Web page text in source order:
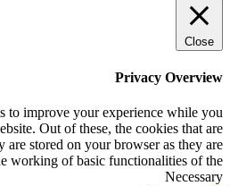
Close
Privacy Overview
to improve your experience while you
Out of these, the cookies that are
are stored on your browser as they are
working of basic functionalities of the
Necessary